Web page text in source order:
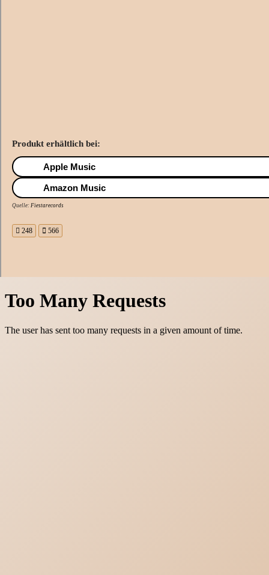
Produkt erhältlich bei:
Apple Music
Amazon Music
Quelle: Fiestarecords
248 566